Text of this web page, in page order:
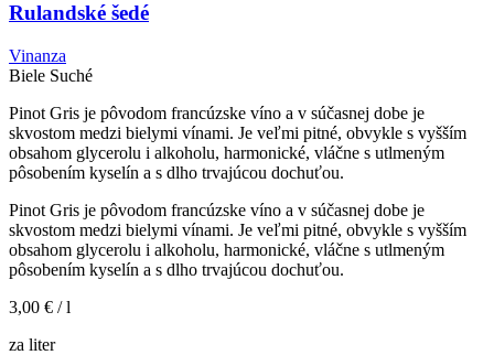
Rulandské šedé
Vinanza
Biele Suché
Pinot Gris je pôvodom francúzske víno a v súčasnej dobe je
skvostom medzi bielymi vínami. Je veľmi pitné, obvykle s vyšším
obsahom glycerolu i alkoholu, harmonické, vláčne s utlmeným
pôsobením kyselín a s dlho trvajúcou dochuťou.
Pinot Gris je pôvodom francúzske víno a v súčasnej dobe je
skvostom medzi bielymi vínami. Je veľmi pitné, obvykle s vyšším
obsahom glycerolu i alkoholu, harmonické, vláčne s utlmeným
pôsobením kyselín a s dlho trvajúcou dochuťou.
3,00 € / l
za liter